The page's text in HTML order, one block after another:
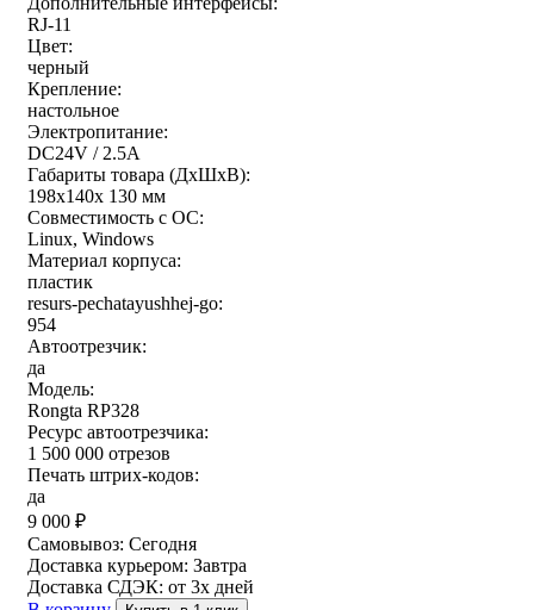
RJ-11
Цвет:
черный
Крепление:
настольное
Электропитание:
DC24V / 2.5A
Габариты товара (ДxШxВ):
198х140х 130 мм
Совместимость с ОС:
Linux, Windows
Материал корпуса:
пластик
resurs-pechatayushhej-go:
954
Автоотрезчик:
да
Модель:
Rongta RP328
Ресурс автоотрезчика:
1 500 000 отрезов
Печать штрих-кодов:
да
9 000 ₽
Самовывоз: Сегодня
Доставка курьером: Завтра
Доставка СДЭК: от 3х дней